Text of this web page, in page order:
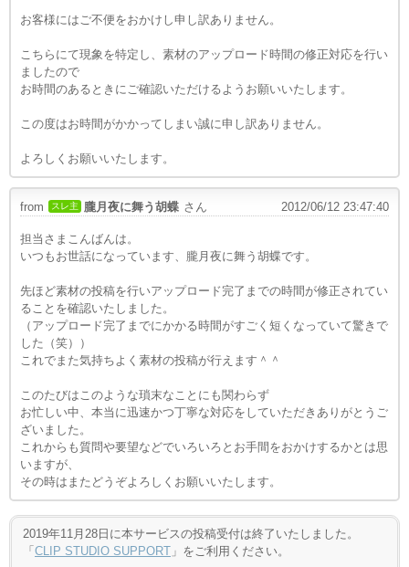
お客様にはご不便をおかけし申し訳ありません。
こちらにて現象を特定し、素材のアップロード時間の修正対応を行い
ましたので
お時間のあるときにご確認いただけるようお願いいたします。
この度はお時間がかかってしまい誠に申し訳ありません。
よろしくお願いいたします。
from スレ主 朧月夜に舞う胡蝶 さん 2012/06/12 23:47:40
担当さまこんばんは。
いつもお世話になっています、朧月夜に舞う胡蝶です。
先ほど素材の投稿を行いアップロード完了までの時間が修正されてい
ることを確認いたしました。
（アップロード完了までにかかる時間がすごく短くなっていて驚きで
した（笑））
これでまた気持ちよく素材の投稿が行えます＾＾
このたびはこのような瑣末なことにも関わらず
お忙しい中、本当に迅速かつ丁寧な対応をしていただきありがとうご
ざいました。
これからも質問や要望などでいろいろとお手間をおかけするかとは思
いますが、
その時はまたどうぞよろしくお願いいたします。
2019年11月28日に本サービスの投稿受付は終了いたしました。
「 CLIP STUDIO SUPPORT 」をご利用ください。